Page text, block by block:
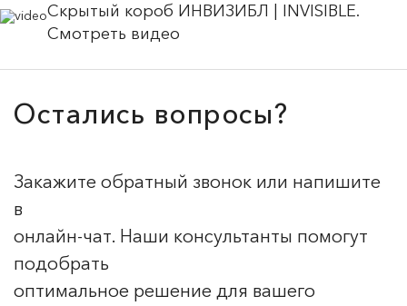
Скрытый короб ИНВИЗИБЛ | INVISIBLE.
Смотреть видео
Остались вопросы?
Закажите обратный звонок или напишите
в
онлайн-чат. Наши консультанты помогут
подобрать
оптимальное решение для вашего